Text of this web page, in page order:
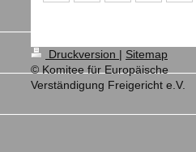
Druckversion | Sitemap
© Komitee für Europäische
Verständigung Freigericht e.V.